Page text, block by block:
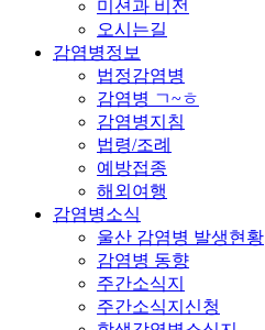
미션과 비전
오시는길
감염병정보
법정감염병
감염병 ㄱ~ㅎ
감염병지침
법령/조례
예방접종
해외여행
감염병소식
울산 감염병 발생현황
감염병 동향
주간소식지
주간소식지신청